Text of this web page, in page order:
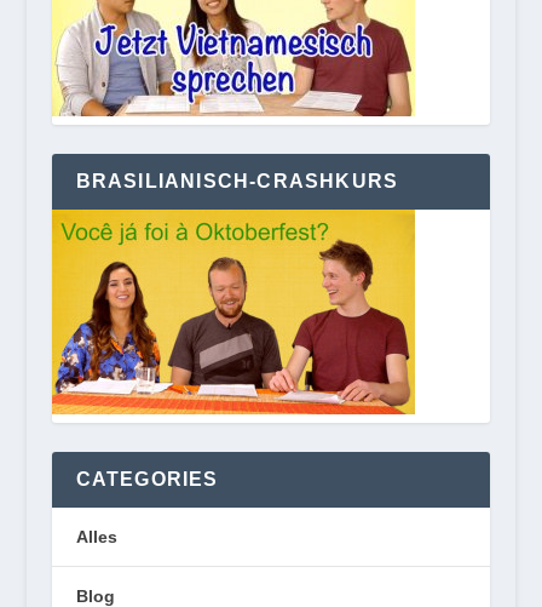
BRASILIANISCH-CRASHKURS
CATEGORIES
Alles
Blog